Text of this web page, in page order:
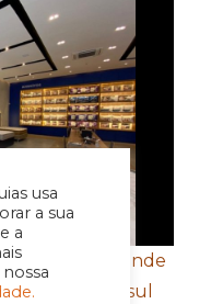
usa
a sua
a
de estande
para a Movelsul